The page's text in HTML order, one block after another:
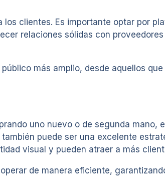
clientes. Es importante optar por
relaciones sólidas con
más amplio, desde aquellos
uno nuevo o de segunda mano,
puede ser una excelente
visual y pueden atraer a más
de manera eficiente,